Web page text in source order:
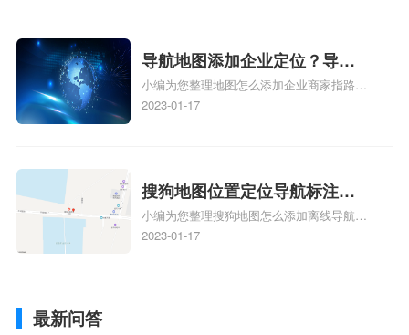
服务中心位置、抖音突然不显示定位了相关
地图标注知识，详情可查看下方正文！
导航地图添加企业定位？导航
定位企业？
小编为您整理地图怎么添加企业商家指路人
地图标注服务中心铺名称、地图怎么添加企
添加企业、地图如何添加企业相关地图标注
知识，详情可查看下方正文！
2023-01-17
搜狗地图位置定位导航标注？
搜狗地图位置定位,导航,标注？
小编为您整理搜狗地图怎么添加离线导航搜
狗地图离线导航怎么用、搜狗地图导航卫星
2023-01-17
最新问答